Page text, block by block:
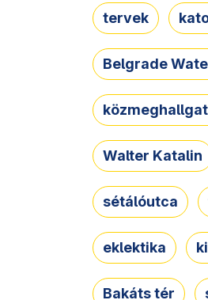
tervek
Belgrade
Walter Katalin
sétálóutca
eklektika
Bakáts tér